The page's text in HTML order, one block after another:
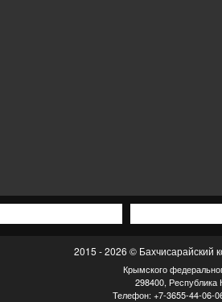
2015 - 2026 © Бахчисарайский
Крымского
298400, Республика
Телефон: +7-3655-44-06-